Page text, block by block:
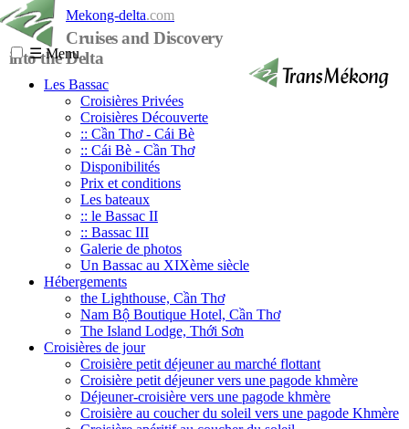
Mekong-delta.com
Cruises and Discovery
into the Delta
☰Menu
Les Bassac
Croisières Privées
Croisières Découverte
:: Cần Thơ - Cái Bè
:: Cái Bè - Cần Thơ
Disponibilités
Prix et conditions
Les bateaux
:: le Bassac II
:: Bassac III
Galerie de photos
Un Bassac au XIXème siècle
Hébergements
the Lighthouse, Cần Thơ
Nam Bộ Boutique Hotel, Cần Thơ
The Island Lodge, Thới Sơn
Croisières de jour
Croisière petit déjeuner au marché flottant
Croisière petit déjeuner vers une pagode khmère
Déjeuner-croisière vers une pagode khmère
Croisière au coucher du soleil vers une pagode Khmère